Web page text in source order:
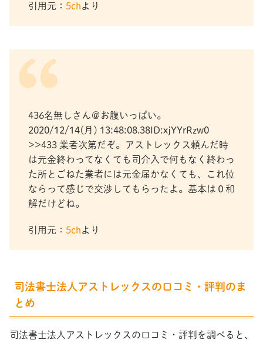
引用元： 5chより
436名無しさん＠お腹いっぱい。
2020/12/14(月) 13:48:08.38ID:xjYYrRzw0
>>433 業者次第だぞ。アストレックス頼んだ時
は元金終わってなくても司介入で何もなく終わっ
た所とごねた業者には元金届かなくても、これ位
ならって感じで交渉してもらったよ。基本は０和
解だけどね。
引用元： 5chより
司法書士法人アストレックスの口コミ・評判のま
とめ
司法書士法人アストレックスの口コミ・評判を調べると、